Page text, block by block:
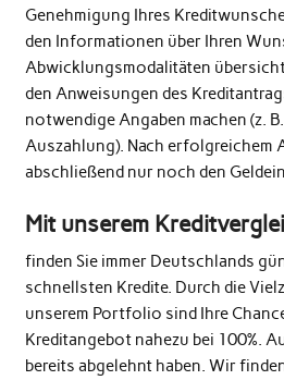
Genehmigung Ihres
den Informationen über Ihren
Abwicklungsmodalitäten
den Anweisungen des
notwendige Angaben machen (z.
Auszahlung). Nach erfolgreichem
abschließend nur noch den
Mit unserem
finden Sie immer Deutschlands
schnellsten Kredite. Durch die
unserem Portfolio sind Ihre
Kreditangebot nahezu bei 100%.
bereits abgelehnt haben. Wir